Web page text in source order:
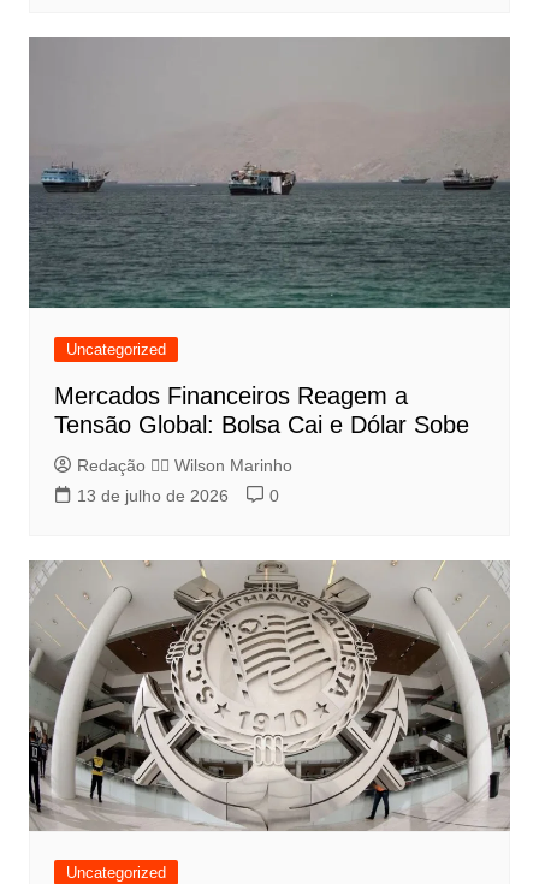
Uncategorized
Mercados Financeiros Reagem a
Tensão Global: Bolsa Cai e Dólar Sobe
Redação 👨‍⚖️​ Wilson Marinho
13 de julho de 2026
0
Uncategorized